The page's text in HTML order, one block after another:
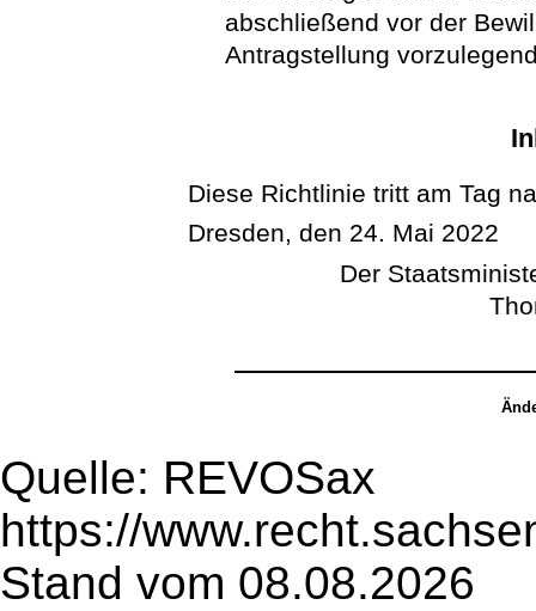
abschließend vor der
Antragstellung
Diese Richtlinie tritt am Tag
Dresden, den 24. Mai 2022
Der
Quelle: REVOSax
https://
Stand vom 08.08.2026